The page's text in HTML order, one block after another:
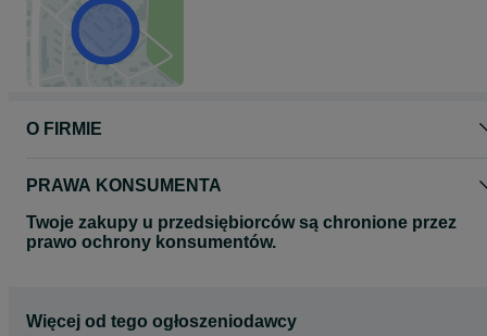
Zapraszamy na nasze inne aukcje
O FIRMIE
PRAWA KONSUMENTA
Twoje zakupy u przedsiębiorców są chronione przez
prawo ochrony konsumentów.
Więcej od tego ogłoszeniodawcy